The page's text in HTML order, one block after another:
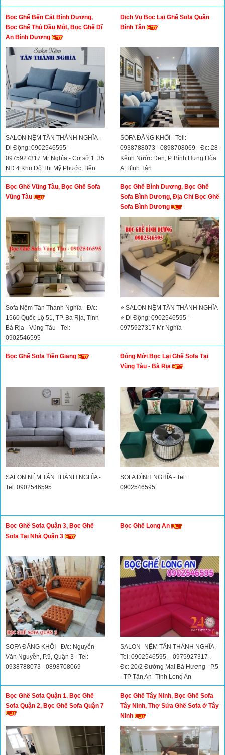
Bọc Ghế Bến Cát Bình Dương,
Bọc Ghế Thủ Dầu Một, Bọc Ghế Dĩ
An Bình Dương
SALON NỆM TÂN THÀNH NGHĨA -
Di Động: 0902546595 –
0975927317 Mr Nghĩa - Cơ sở 1: 35
ND 4 Khu Đô Thị Mỹ Phước, Bến
Cát – Bình Dương - Cơ sở 2: 34/1
Đường Tân Lập, Thị Xã Dĩ An, Bình
Dương
Dịch Vụ Bọc Lại Ghế Sofa Quận
Bình Tân
SOFA ĐĂNG KHÔI - Tell:
0938788073 - 0898708069 - Đc: 28
Kênh Nước Đen, P. Bình Hưng Hòa
A, Bình Tân
Bọc Ghế Vũng Tàu, Bọc Ghế Sofa
Vũng Tàu
Sofa Nệm Tân Thành Nghĩa - Đ/c:
1560 Quốc Lộ 51, TP. Bà Rịa, Tỉnh
Bà Rịa - Vũng Tàu - Tel:
0902546595
Bọc Ghế Bình Dương, Bọc Ghế
Sofa Bình Dương, Địa Chỉ Bọc Ghế
Sofa Bình Dương
⭐ SALON NỆM TÂN THÀNH NGHĨA
⭐ Di Động: 0902546595 –
0975927317 Mr Nghĩa
Bọc Ghế Sofa Tiền Giang
SALON NỆM TÂN THÀNH NGHĨA -
Tel: 0902546595
Đóng Mới Bọc Lại Ghế Sofa Tại
Vũng Tàu - Bà Rịa
SOFA ĐÌNH NGHĨA - Tel:
0902546595
Bọc Ghế Sofa Quận 3, Bọc Ghế
Sofa Tại Nhà Quận 3
SOFA ĐĂNG KHÔI - Đ/c: Nguyễn
Văn Nguyễn, P.9, Quận 3 - Tel:
0938788073 - 0898708069
Bọc Ghế Long An
SALON- NỆM TÂN THÀNH NGHĨA,
Tel: 0902546595 – 0975927317 ,
Đc: 20/2 Đường Mai Bá Hương - P.5
- TP Tân An -Tỉnh Long An
Bọc Ghế Sofa Quận 1, Bọc Ghế
Sofa Quận 2, Bọc Ghế Sofa Quận 7
Bọc Ghế Tây Ninh, Bọc Ghế Sofa
Tây Ninh, Thợ Sửa Ghế Sofa ở Tây
Ninh